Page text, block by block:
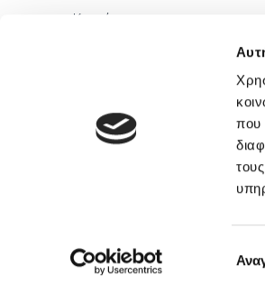
που
Καριέρα
Copyright © 2026 by